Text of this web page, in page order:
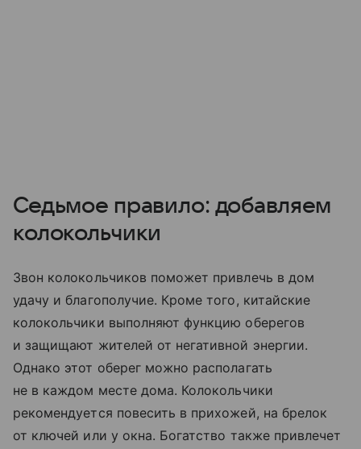
Седьмое правило: добавляем
колокольчики
Звон колокольчиков поможет привлечь в дом
удачу и благополучие. Кроме того, китайские
колокольчики выполняют функцию оберегов
и защищают жителей от негативной энергии.
Однако этот оберег можно располагать
не в каждом месте дома. Колокольчики
рекомендуется повесить в прихожей, на брелок
от ключей или у окна. Богатство также привлечет